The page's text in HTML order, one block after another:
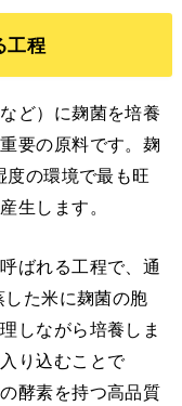
工程
ど）に麹菌を培養
要の原料です。麹
の環境で最も旺
生します。
ばれる工程で、通
た米に麹菌の胞
しながら培養しま
り込むことで
酵素を持つ高品質